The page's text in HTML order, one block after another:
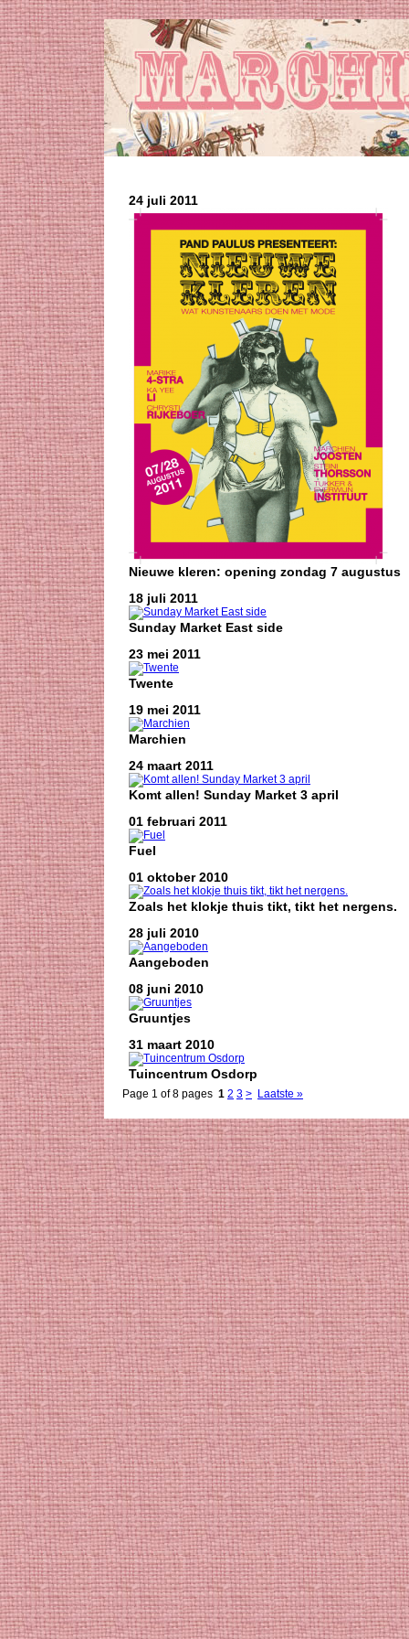
24 juli 2011
Nieuwe kleren: opening zondag 7 augustus
18 juli 2011
Sunday Market East side
23 mei 2011
Twente
19 mei 2011
Marchien
24 maart 2011
Komt allen! Sunday Market 3 april
01 februari 2011
Fuel
01 oktober 2010
Zoals het klokje thuis tikt, tikt het nergens.
28 juli 2010
Aangeboden
08 juni 2010
Gruuntjes
31 maart 2010
Tuincentrum Osdorp
Page 1 of 8 pages 1 2 3 > Laatste »